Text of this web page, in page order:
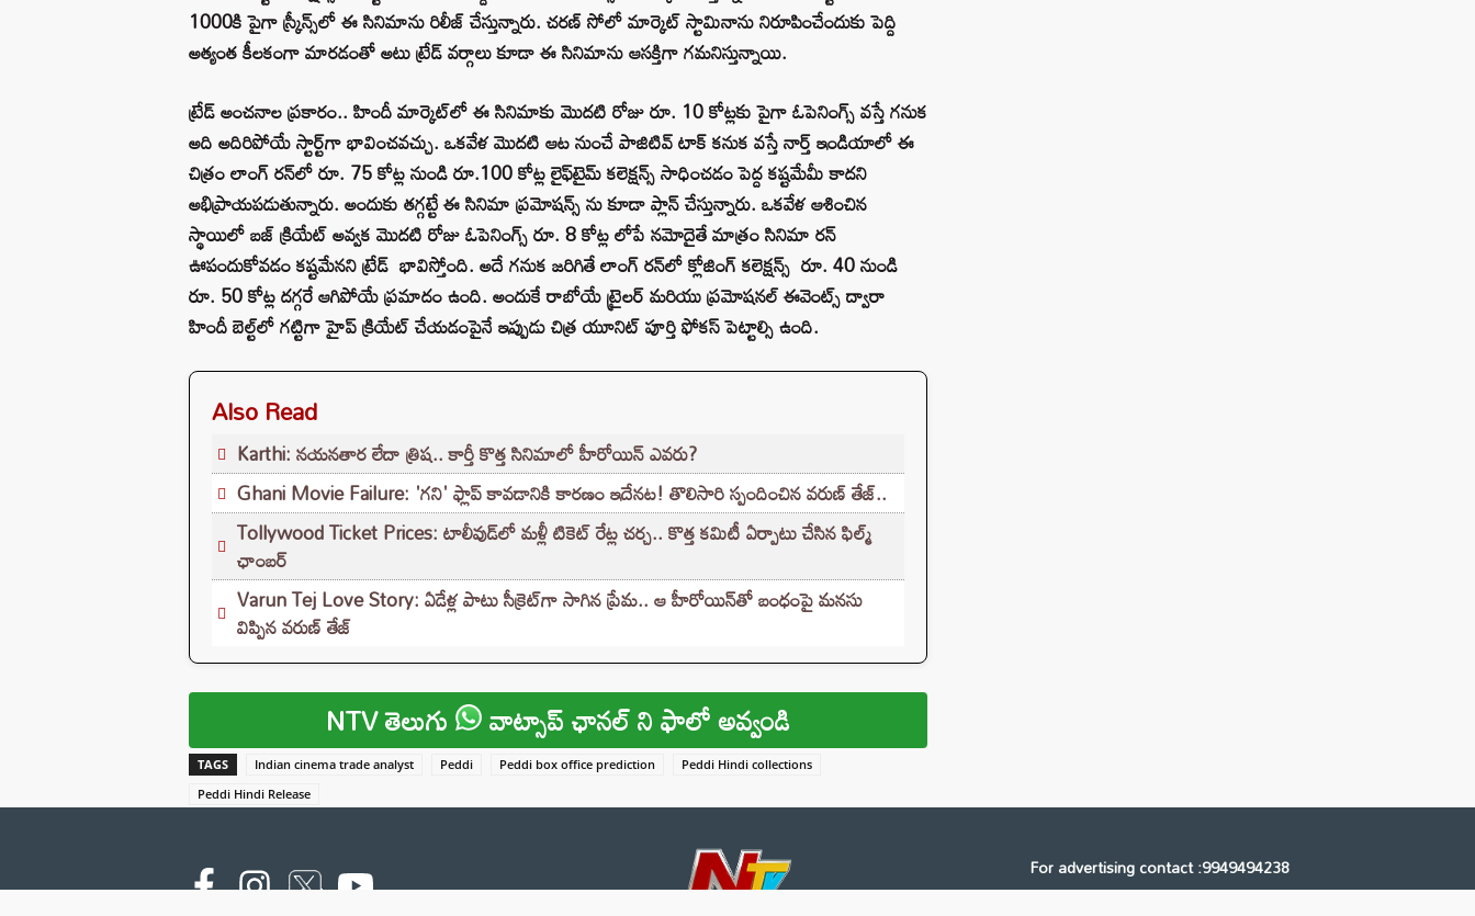
1000కి పైగా స్క్రీన్స్‌లో ఈ సినిమాను రిలీజ్ చేస్తున్నారు. చరణ్ సోలో మార్కెట్ స్టామినాను నిరూపించేందుకు పెద్ది
అత్యంత కీలకంగా మారడంతో అటు ట్రేడ్ వర్గాలు కూడా ఈ సినిమాను ఆసక్తిగా గమనిస్తున్నాయి.
ట్రేడ్ అంచనాల ప్రకారం.. హిందీ మార్కెట్‌లో ఈ సినిమాకు మొదటి రోజు రూ. 10 కోట్లకు పైగా ఓపెనింగ్స్ వస్తే గనుక
అది అదిరిపోయే స్టార్ట్‌గా భావించవచ్చు. ఒకవేళ మొదటి ఆట నుంచే పాజిటివ్ టాక్ కనుక వస్తే నార్త్ ఇండియాలో ఈ
చిత్రం లాంగ్ రన్‌లో రూ. 75 కోట్ల నుండి రూ.100 కోట్ల లైఫ్‌టైమ్ కలెక్షన్స్ సాధించడం పెద్ద కష్టమేమీ కాదని
అభిప్రాయపడుతున్నారు. అందుకు తగ్గట్టే ఈ సినిమా ప్రమోషన్స్ ను కూడా ప్లాన్ చేస్తున్నారు. ఒకవేళ ఆశించిన
స్థాయిలో బజ్ క్రియేట్ అవ్వక మొదటి రోజు ఓపెనింగ్స్ రూ. 8 కోట్ల లోపే నమోదైతే మాత్రం సినిమా రన్
ఊపందుకోవడం కష్టమేనని ట్రేడ్ భావిస్తోంది. అదే గనుక జరిగితే లాంగ్ రన్‌లో క్లోజింగ్ కలెక్షన్స్ రూ. 40 నుండి
రూ. 50 కోట్ల దగ్గరే ఆగిపోయే ప్రమాదం ఉంది. అందుకే రాబోయే ట్రైలర్ మరియు ప్రమోషనల్ ఈవెంట్స్ ద్వారా
హిందీ బెల్ట్‌లో గట్టిగా హైప్ క్రియేట్ చేయడంపైనే ఇప్పుడు చిత్ర యూనిట్ పూర్తి ఫోకస్ పెట్టాల్సి ఉంది.
Also Read
Karthi: నయనతార లేదా త్రిష.. కార్తీ కొత్త సినిమాలో హీరోయిన్ ఎవరు?
Ghani Movie Failure: 'గని' ఫ్లాప్‌ కావడానికి కారణం ఇదేనట! తొలిసారి స్పందించిన వరుణ్ తేజ్..
Tollywood Ticket Prices: టాలీవుడ్‌లో మళ్లీ టికెట్‌ రేట్ల చర్చ.. కొత్త కమిటీ ఏర్పాటు చేసిన ఫిల్మ్‌
ఛాంబర్‌
Varun Tej Love Story: ఏడేళ్ల పాటు సీక్రెట్‌గా సాగిన ప్రేమ.. ఆ హీరోయిన్‌తో బంధంపై మనసు
విప్పిన వరుణ్ తేజ్
NTV తెలుగు వాట్సాప్ ఛానల్ ని ఫాలో అవ్వండి
TAGS Indian cinema trade analyst Peddi Peddi box office prediction
Peddi Hindi collections
Peddi Hindi Release
For advertising contact :9949494238
Email: digital@ntvnetwork.com